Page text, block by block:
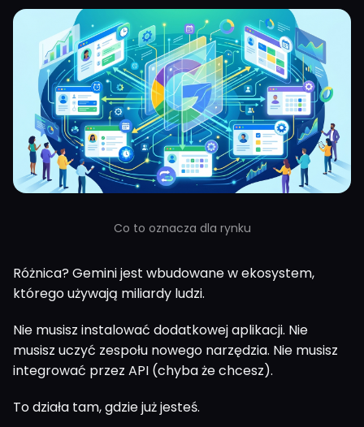
Co to oznacza dla rynku
Różnica? Gemini jest wbudowane w ekosystem,
którego używają miliardy ludzi.
Nie musisz instalować dodatkowej aplikacji. Nie
musisz uczyć zespołu nowego narzędzia. Nie musisz
integrować przez API (chyba że chcesz).
To działa tam, gdzie już jesteś.